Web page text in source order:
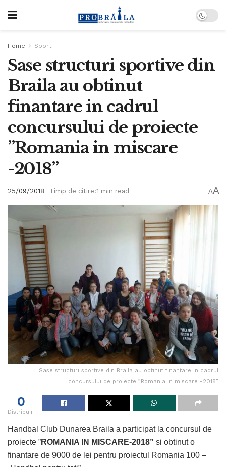
Home Sport
Sase structuri sportive din
Braila au obtinut
finantare in cadrul
concursului de proiecte
”Romania in miscare
-2018”
25/09/2018 Timp de citire:1 min read AA
Sase structuri sportive din Braila au obtinut finantare in cadrul
concursului de proiecte ”Romania in miscare -2018”
0
Distribuiri
Handbal Club Dunarea Braila a participat la concursul de
proiecte ”ROMANIA IN MISCARE-2018” si obtinut o
finantare de 9000 de lei pentru proiectul Romania 100 –